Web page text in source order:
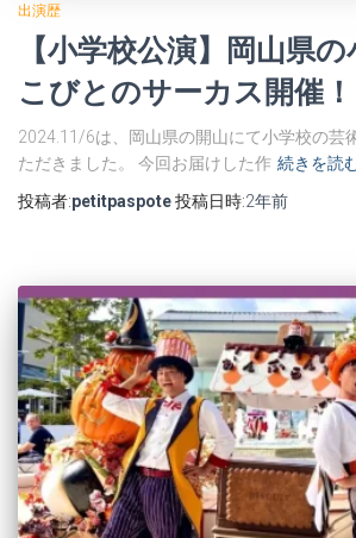
出演歴
【小学校公演】岡山県
こびとのサーカス開催！
2024.11/6は、岡山県の開山にて小学校の芸
ただきました。 今回お届けした作 続きを読
投稿者:petitpaspote投稿日時:2年前